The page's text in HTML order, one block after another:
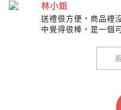
林小姐
送禮很方便，商品裡
中覺得很棒，是一個